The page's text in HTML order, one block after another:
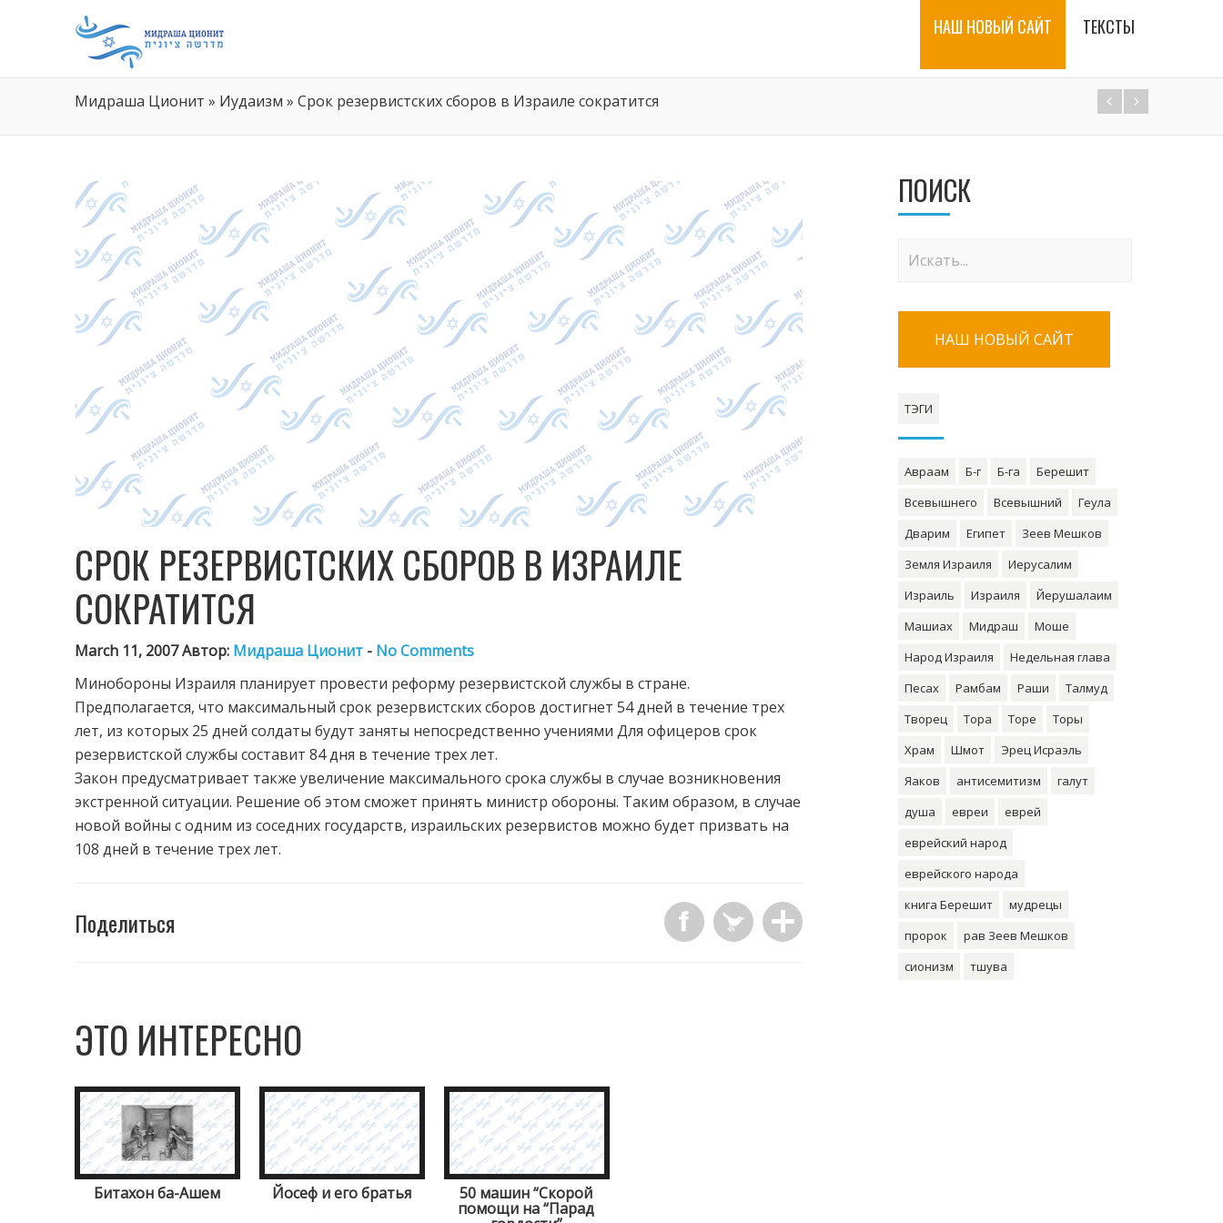
НАШ НОВЫЙ САЙТ ТЕКСТЫ
Мидраша Ционит » Иудаизм » Срок резервистских сборов в Израиле сократится
СРОК РЕЗЕРВИСТСКИХ СБОРОВ В ИЗРАИЛЕ
СОКРАТИТСЯ
March 11, 2007 Автор: Мидраша Ционит - No Comments
Минобороны Израиля планирует провести реформу резервистской службы в стране.
Предполагается, что максимальный срок резервистских сборов достигнет 54 дней в течение трех
лет, из которых 25 дней солдаты будут заняты непосредственно учениями Для офицеров срок
резервистской службы составит 84 дня в течение трех лет.
Закон предусматривает также увеличение максимального срока службы в случае возникновения
экстренной ситуации. Решение об этом сможет принять министр обороны. Таким образом, в случае
новой войны с одним из соседних государств, израильских резервистов можно будет призвать на
108 дней в течение трех лет.
Поделиться
ЭТО ИНТЕРЕСНО
Битахон ба-Ашем Йосеф и его братья 50 машин “Скорой
помощи на “Парад
ПОИСК
НАШ НОВЫЙ САЙТ
ТЭГИ
Авраам Б-г Б-га
Берешит
Всевышнего
Всевышний
Геула
Дварим
Египет
Зеев Мешков
Земля Израиля
Иерусалим
Израиль
Израиля
Йерушалаим
Машиах
Мидраш
Моше
Народ Израиля
Недельная глава
Песах
Рамбам Раши
Талмуд
Творец
Тора Торе
Торы
Храм
Шмот
Эрец Исраэль
Яаков
антисемитизм
галут
душа
евреи
еврей
еврейский народ
еврейского народа
книга Берешит
мудрецы
пророк
рав Зеев Мешков
сионизм
тшува